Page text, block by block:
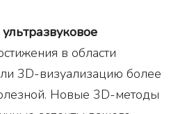
в области
3D-визуализацию более
Новые 3D-методы